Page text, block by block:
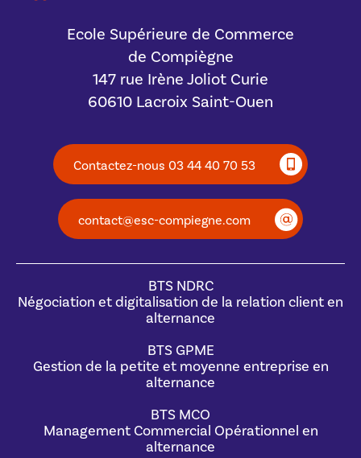
Ecole Supérieure de Commerce
de Compiègne
147 rue Irène Joliot Curie
60610 Lacroix Saint-Ouen
Contactez-nous 03 44 40 70 53
contact@esc-compiegne.com
BTS NDRC
Négociation et digitalisation de la relation client en
alternance
BTS GPME
Gestion de la petite et moyenne entreprise en
alternance
BTS MCO
Management Commercial Opérationnel en
alternance